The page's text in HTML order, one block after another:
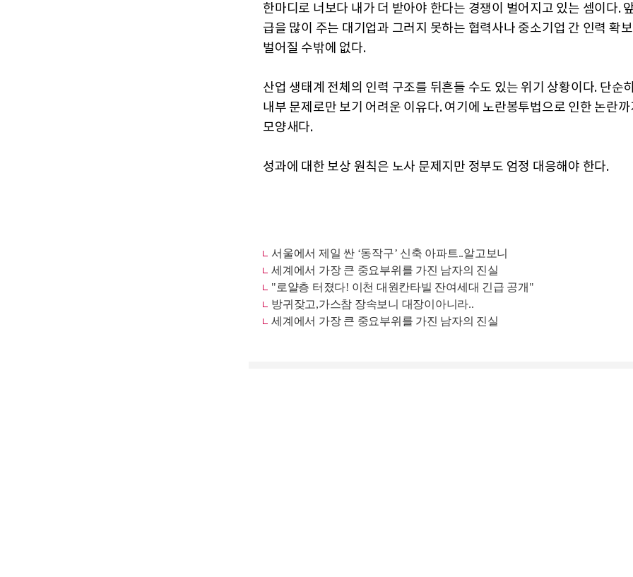
한마디로 너보다 내가 더 받아야 한다는 경쟁이 벌어지고 있는 셈이다.
급을 많이 주는 대기업과 그러지 못하는 협력사나 중소기업 간 인력 확
벌어질 수밖에 없다.
산업 생태계 전체의 인력 구조를 뒤흔들 수도 있는 위기 상황이다. 단순
내부 문제로만 보기 어려운 이유다. 여기에 노란봉투법으로 인한 논란
모양새다.
성과에 대한 보상 원칙은 노사 문제지만 정부도 엄정 대응해야 한다.